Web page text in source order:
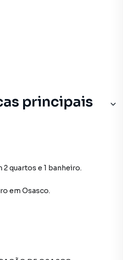
principais
quartos e 1 banheiro.
em Osasco.